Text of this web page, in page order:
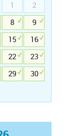
1
2
8
9
15
16
22
23
29
30